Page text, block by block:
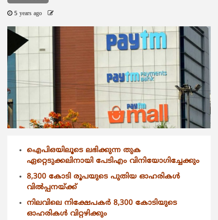
5 years ago
ഐപിഒയിലൂടെ ലഭിക്കുന്ന തുക
ഏറ്റെടുക്കലിനായി പേടിഎം വിനിയോഗിച്ചേക്കും
8,300 കോടി രൂപയുടെ പുതിയ ഓഹരികള്‍
വില്‍പ്പനയ്ക്ക്
നിലവിലെ നിക്ഷേപകര്‍ 8,300 കോടിയുടെ
ഓഹരികള്‍ വിറ്റഴിക്കും